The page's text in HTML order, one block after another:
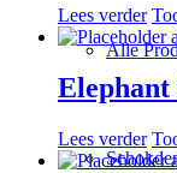
Alle
Lees verder
Elephant
Lees verder